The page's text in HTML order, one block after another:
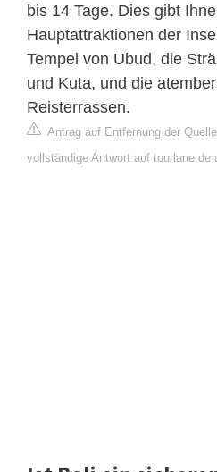
bis 14 Tage. Dies gibt
Hauptattraktionen der
Tempel von Ubud, die
und Kuta, und die
Reisterrassen.
Antrag auf Entfernung der Quelle
vollständige Antwort auf tourlane.de